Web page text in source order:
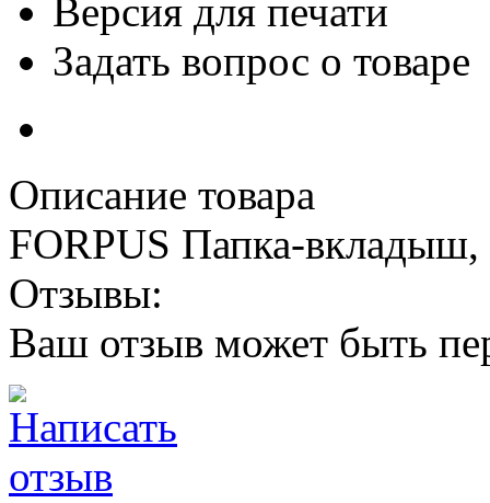
Версия для печати
Задать вопрос о товаре
Описание товара
FORPUS Папка-
Отзывы:
Ваш отзыв может быть